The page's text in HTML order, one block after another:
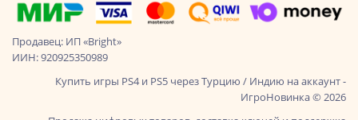
Продавец: ИП «Bright»
ИИН: 920925350989
Купить игры PS4 и PS5 через Турцию / Индию на аккаунт -
ИгроНовинка © 2026